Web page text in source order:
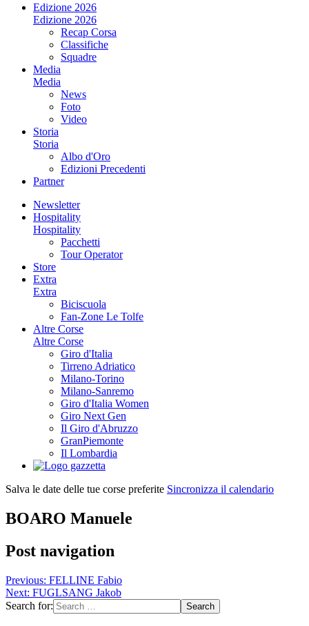
Edizione 2026
Edizione 2026
Recap Corsa
Classifiche
Squadre
Media
Media
News
Foto
Video
Storia
Storia
Albo d'Oro
Edizioni Precedenti
Partner
Newsletter
Hospitality
Hospitality
Pacchetti
Tour Operator
Store
Extra
Extra
Biciscuola
Fan-Zone Le Tolfe
Altre Corse
Altre Corse
Giro d'Italia
Tirreno Adriatico
Milano-Torino
Milano-Sanremo
Giro d'Italia Women
Giro Next Gen
Il Giro d'Abruzzo
GranPiemonte
Il Lombardia
Salva le date delle tue corse preferite Sincronizza il calendario
BOARO Manuele
Post navigation
Previous: FELLINE Fabio
Next: FUGLSANG Jakob
Search for: